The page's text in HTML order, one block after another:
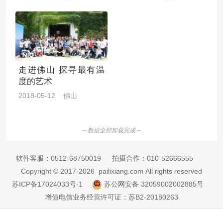
走进佛山 探寻最有温
度的艺术
2018-05-12 佛山
-- 数据全部加载完成 --
软件客服： 0512-68750019 拍摄合作： 010-52666555
Copyright © 2017-2026 pailixiang.com All rights reserved
苏ICP备17024033号-1
苏公网安备 32059002002885号
增值电信业务经营许可证：苏B2-20180263